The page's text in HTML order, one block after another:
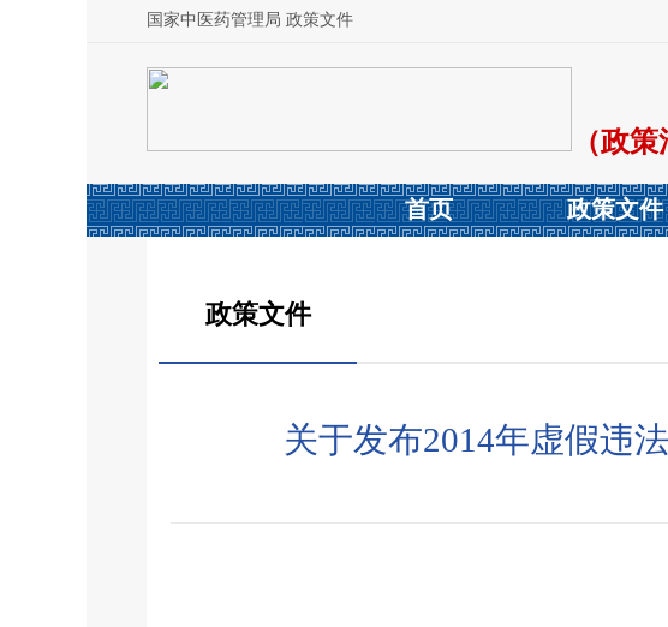
国家中医药管理局 政策文件
（政
首页 政策文件
政策文件
关于发布2014年虚假违